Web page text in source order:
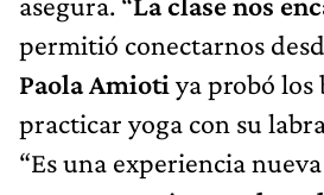
permitió conectarnos
Paola Amioti ya probó los
practicar yoga con su
“Es una experiencia